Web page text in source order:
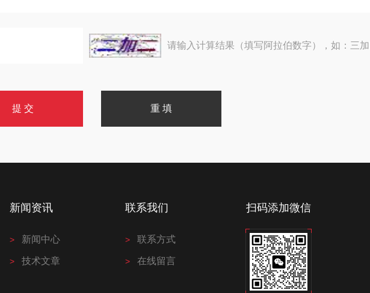
请输入计算结果（填写阿拉伯数字），如：三
新闻资讯
新闻中心
技术文章
联系我们
联系方式
在线留言
扫码添加微信